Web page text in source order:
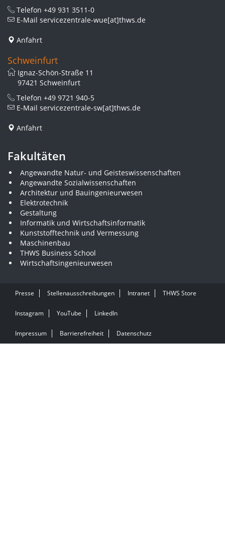
Telefon +49 931 3511-0
E-Mail servicezentrale-wue[at]thws.de
Anfahrt
Schweinfurt
Ignaz-Schön-Straße 11
97421 Schweinfurt
Telefon +49 9721 940-5
E-Mail servicezentrale-sw[at]thws.de
Anfahrt
Fakultäten
Angewandte Natur- und Geisteswissenschaften
Angewandte Sozialwissenschaften
Architektur und Bauingenieurwesen
Elektrotechnik
Gestaltung
Informatik und Wirtschaftsinformatik
Kunststofftechnik und Vermessung
Maschinenbau
THWS Business School
Wirtschaftsingenieurwesen
Presse Stellenausschreibungen Intranet THWS Store
Instagram YouTube LinkedIn
Impressum Barrierefreiheit Datenschutz